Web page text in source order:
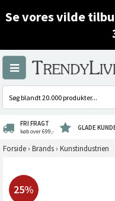
Se vores vilde
FRI FRAGT
køb over 699,- GLADE
Forside › Brands › Kunstindustrien
25%